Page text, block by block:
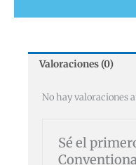
Valoraciones (0)
No hay valoraciones
Sé el